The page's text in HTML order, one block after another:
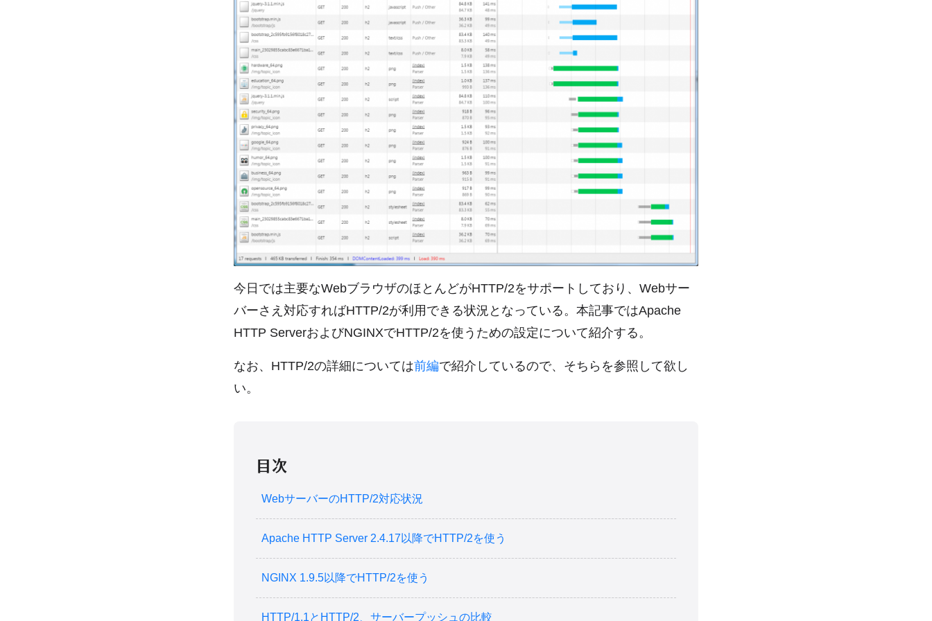
今日では主要なWebブラウザのほとんどがHTTP/2をサポートしており、Webサー
バーさえ対応すればHTTP/2が利用できる状況となっている。本記事ではApache
HTTP ServerおよびNGINXでHTTP/2を使うための設定について紹介する。
なお、HTTP/2の詳細については前編で紹介しているので、そちらを参照して欲し
い。
目次
WebサーバーのHTTP/2対応状況
Apache HTTP Server 2.4.17以降でHTTP/2を使う
NGINX 1.9.5以降でHTTP/2を使う
HTTP/1.1とHTTP/2、サーバープッシュの比較